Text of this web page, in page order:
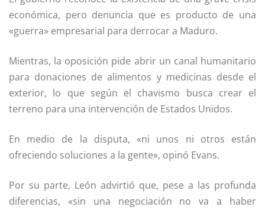
económica, pero denuncia que es producto de una
«guerra» empresarial para derrocar a Maduro.
Mientras, la oposición pide abrir un canal humanitario
para donaciones de alimentos y medicinas desde el
exterior, lo que según el chavismo busca crear el
terreno para una intervención de Estados Unidos.
En medio de la disputa, «ni unos ni otros están
ofreciendo soluciones a la gente», opinó Evans.
Por su parte, León advirtió que, pese a las profunda
diferencias, «sin una negociación no va a haber